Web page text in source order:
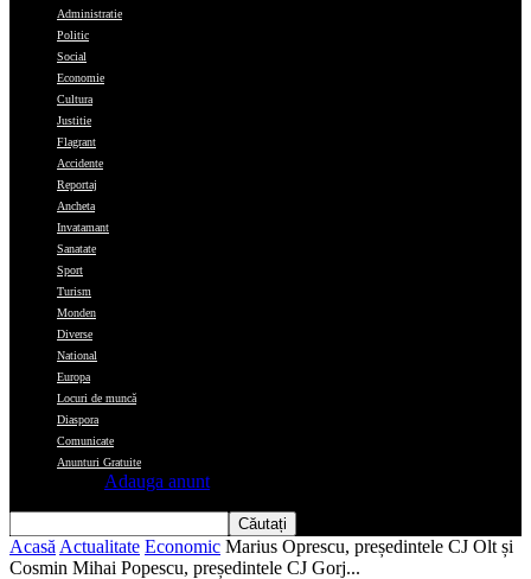
Administratie
Politic
Social
Economie
Cultura
Justitie
Flagrant
Accidente
Reportaj
Ancheta
Invatamant
Sanatate
Sport
Turism
Monden
Diverse
National
Europa
Locuri de muncă
Diaspora
Comunicate
Anunturi Gratuite
Adauga anunt
Acasă Actualitate Economic Marius Oprescu, președintele CJ Olt și
Cosmin Mihai Popescu, președintele CJ Gorj...